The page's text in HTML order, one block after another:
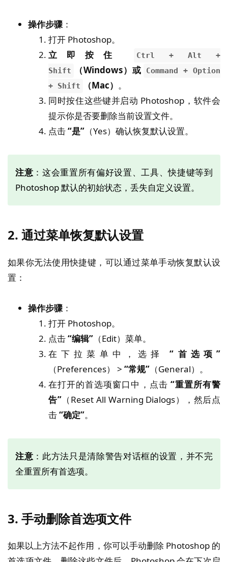
操作步骤：
打开 Photoshop。
立即按住
Ctrl + Alt +
Shift
（Windows）或
Command + Option
+ Shift
（Mac） 。
同时按住这些键并启动 Photoshop，软件会
提示你是否要删除当前设置文件。
点击“是” （Yes）确认恢复默认设置。
注意 ：这会重置所有偏好设置、工具、快捷键等到
Photoshop 默认的初始状态，丢失自定义设置。
2. 通过菜单恢复默认设置
如果你无法使用快捷键，可以通过菜单手动恢复默认设
置：
操作步骤：
打开 Photoshop。
点击“编辑” （Edit）菜单。
在下拉菜单中，选择“首选项”
（Preferences） > “常规” （General）。
在打开的首选项窗口中，点击 “重置所有警
告”（Reset All Warning Dialogs），然后点
击“确定”。
注意 ：此方法只是清除警告对话框的设置，并不完
全重置所有首选项。
3. 手动删除首选项文件
如果以上方法不起作用，你可以手动删除 Photoshop 的